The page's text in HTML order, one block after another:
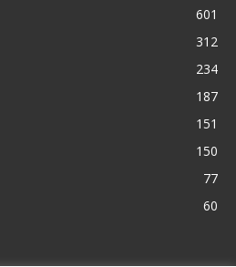
601
312
234
187
151
150
77
60